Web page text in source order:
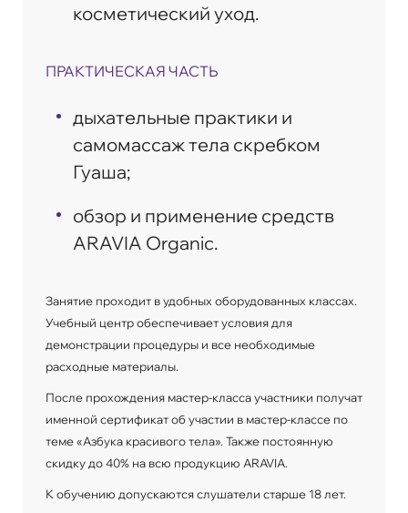
косметический уход.
ПРАКТИЧЕСКАЯ ЧАСТЬ
дыхательные практики и
самомассаж тела скребком
Гуаша;
обзор и применение средств
ARAVIA Organic.
Занятие проходит в удобных оборудованных классах.
Учебный центр обеспечивает условия для
демонстрации процедуры и все необходимые
расходные материалы.
После прохождения мастер-класса участники получат
именной сертификат об участии в мастер-классе по
теме «Азбука красивого тела». Также постоянную
скидку до 40% на всю продукцию ARAVIA.
К обучению допускаются слушатели старше 18 лет.